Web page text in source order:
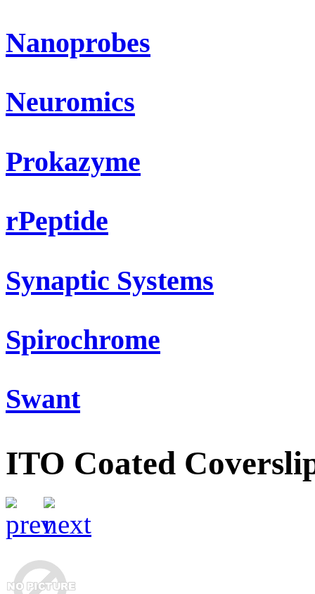
Nanoprobes
Neuromics
Prokazyme
rPeptide
Synaptic Systems
Spirochrome
Swant
ITO Coated